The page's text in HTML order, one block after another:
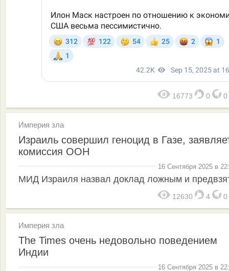
16773 0 0
Империя зла
Израиль совершил геноцид в Газе,
комиссия ООН
16 Сентября 2025 в
МИД Израиля назвал доклад ложным и
12630 4 0
Империя зла
The Times очень недовольно поведением
Индии
16 Сентября 2025 в